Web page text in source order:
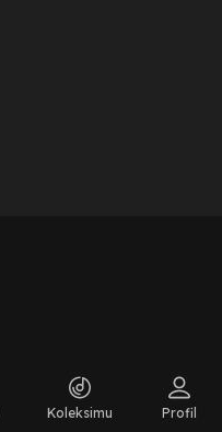
Koleksimu Profil